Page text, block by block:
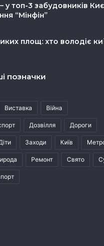
у топ-3 забудовників
“Мінфін”
площ: хто володіє
позначки
Виставка Війна
Дозвілля Дороги
Заходи Київ
Ремонт Свято